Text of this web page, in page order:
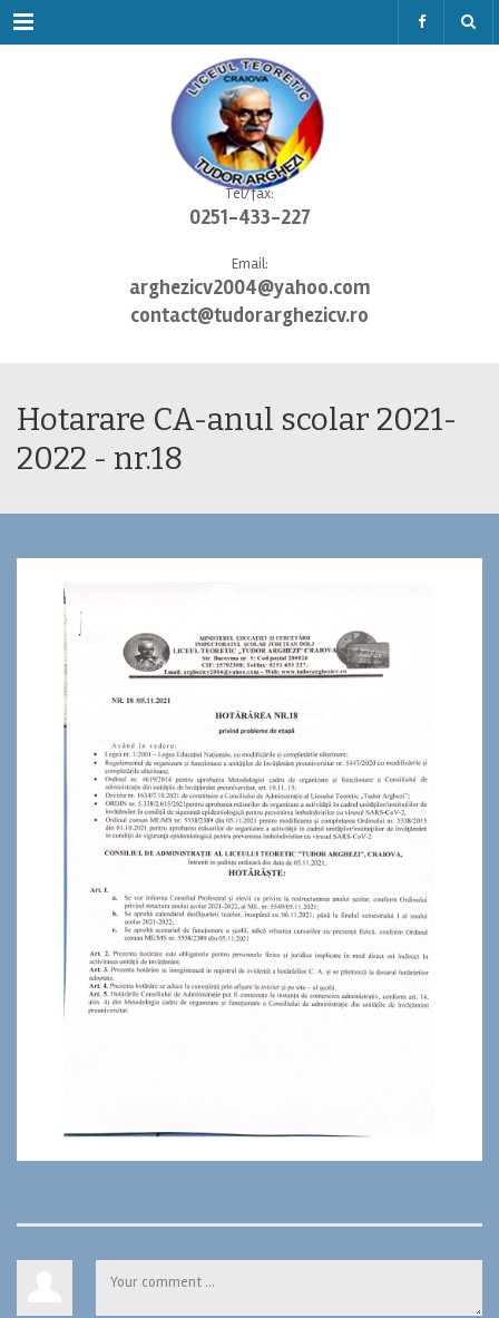
Menu
Tel/fax:
0251-433-227
Email:
arghezicv2004@yahoo.com
contact@tudorarghezicv.ro
Hotarare CA-anul scolar 2021-
2022 - nr.18